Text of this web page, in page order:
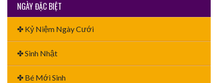
NGÀY ĐẶC BIỆT
✤ Kỷ Niệm Ngày Cưới
✤ Sinh Nhật
✤ Bé Mới Sinh